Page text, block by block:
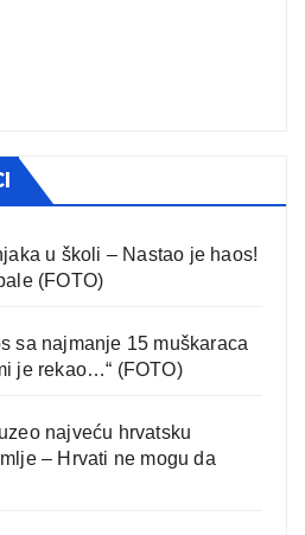
u školi – Nastao je haos!
(FOTO)
sa najmanje 15 muškaraca
je rekao…“ (FOTO)
najveću hrvatsku
– Hrvati ne mogu da